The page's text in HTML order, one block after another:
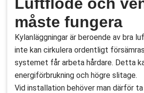
måste fungera
Kylanläggningar är beroende av bra
inte kan cirkulera ordentligt
systemet får arbeta hårdare. Detta
energiförbrukning och högre slitage.
Vid installation behöver man därför